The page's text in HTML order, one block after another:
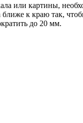
или картины,
к краю так,
до 20 мм.